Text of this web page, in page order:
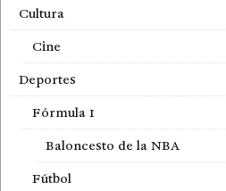
Cultura
Cine
Deportes
Fórmula 1
Baloncesto de la NBA
Fútbol